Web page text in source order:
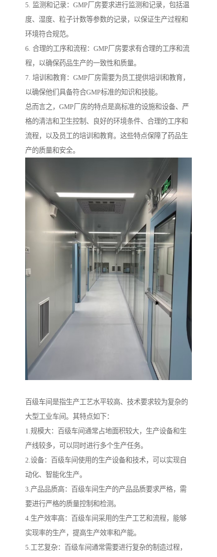
5. 监测和记录：GMP厂房要求进行监测和记录，包括温
度、湿度、粒子计数等参数的记录，以保证生产过程和
环境符合规范。
6. 合理的工序和流程：GMP厂房要求有合理的工序和流
程，以确保药品生产的一致性和质量。
7. 培训和教育：GMP厂房需要为员工提供培训和教育，
以确保他们具备符合GMP标准的知识和技能。
总而言之，GMP厂房的特点是高标准的设施和设备、严
格的清洁和卫生控制、良好的环境条件、合理的工序和
流程，以及员工的培训和教育。这些特点保障了药品生
产的质量和安全。
百级车间是指生产工艺水平较高、技术要求较为复杂的
大型工业车间。其特点如下：
1.规模大：百级车间通常占地面积较大，生产设备和生
产线较多，可以同时进行多个生产任务。
2.设备：百级车间使用的生产设备和技术，可以实现自
动化、智能化生产。
3.产品品质高：百级车间生产的产品品质要求严格，需
要进行严格的质量控制和检测。
4.生产效率高：百级车间采用的生产工艺和流程，能够
实现率的生产，提高生产效率和产能。
5.工艺复杂：百级车间通常需要进行复杂的制造过程，